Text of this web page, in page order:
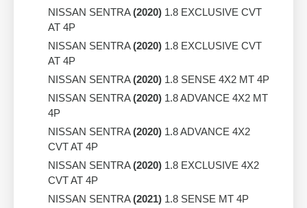
NISSAN SENTRA(2020) 1.8 EXCLUSIVE CVT
AT 4P
NISSAN SENTRA(2020) 1.8 EXCLUSIVE CVT
AT 4P
NISSAN SENTRA(2020) 1.8 SENSE 4X2 MT 4P
NISSAN SENTRA(2020) 1.8 ADVANCE 4X2 MT
4P
NISSAN SENTRA(2020) 1.8 ADVANCE 4X2
CVT AT 4P
NISSAN SENTRA(2020) 1.8 EXCLUSIVE 4X2
CVT AT 4P
NISSAN SENTRA(2021) 1.8 SENSE MT 4P